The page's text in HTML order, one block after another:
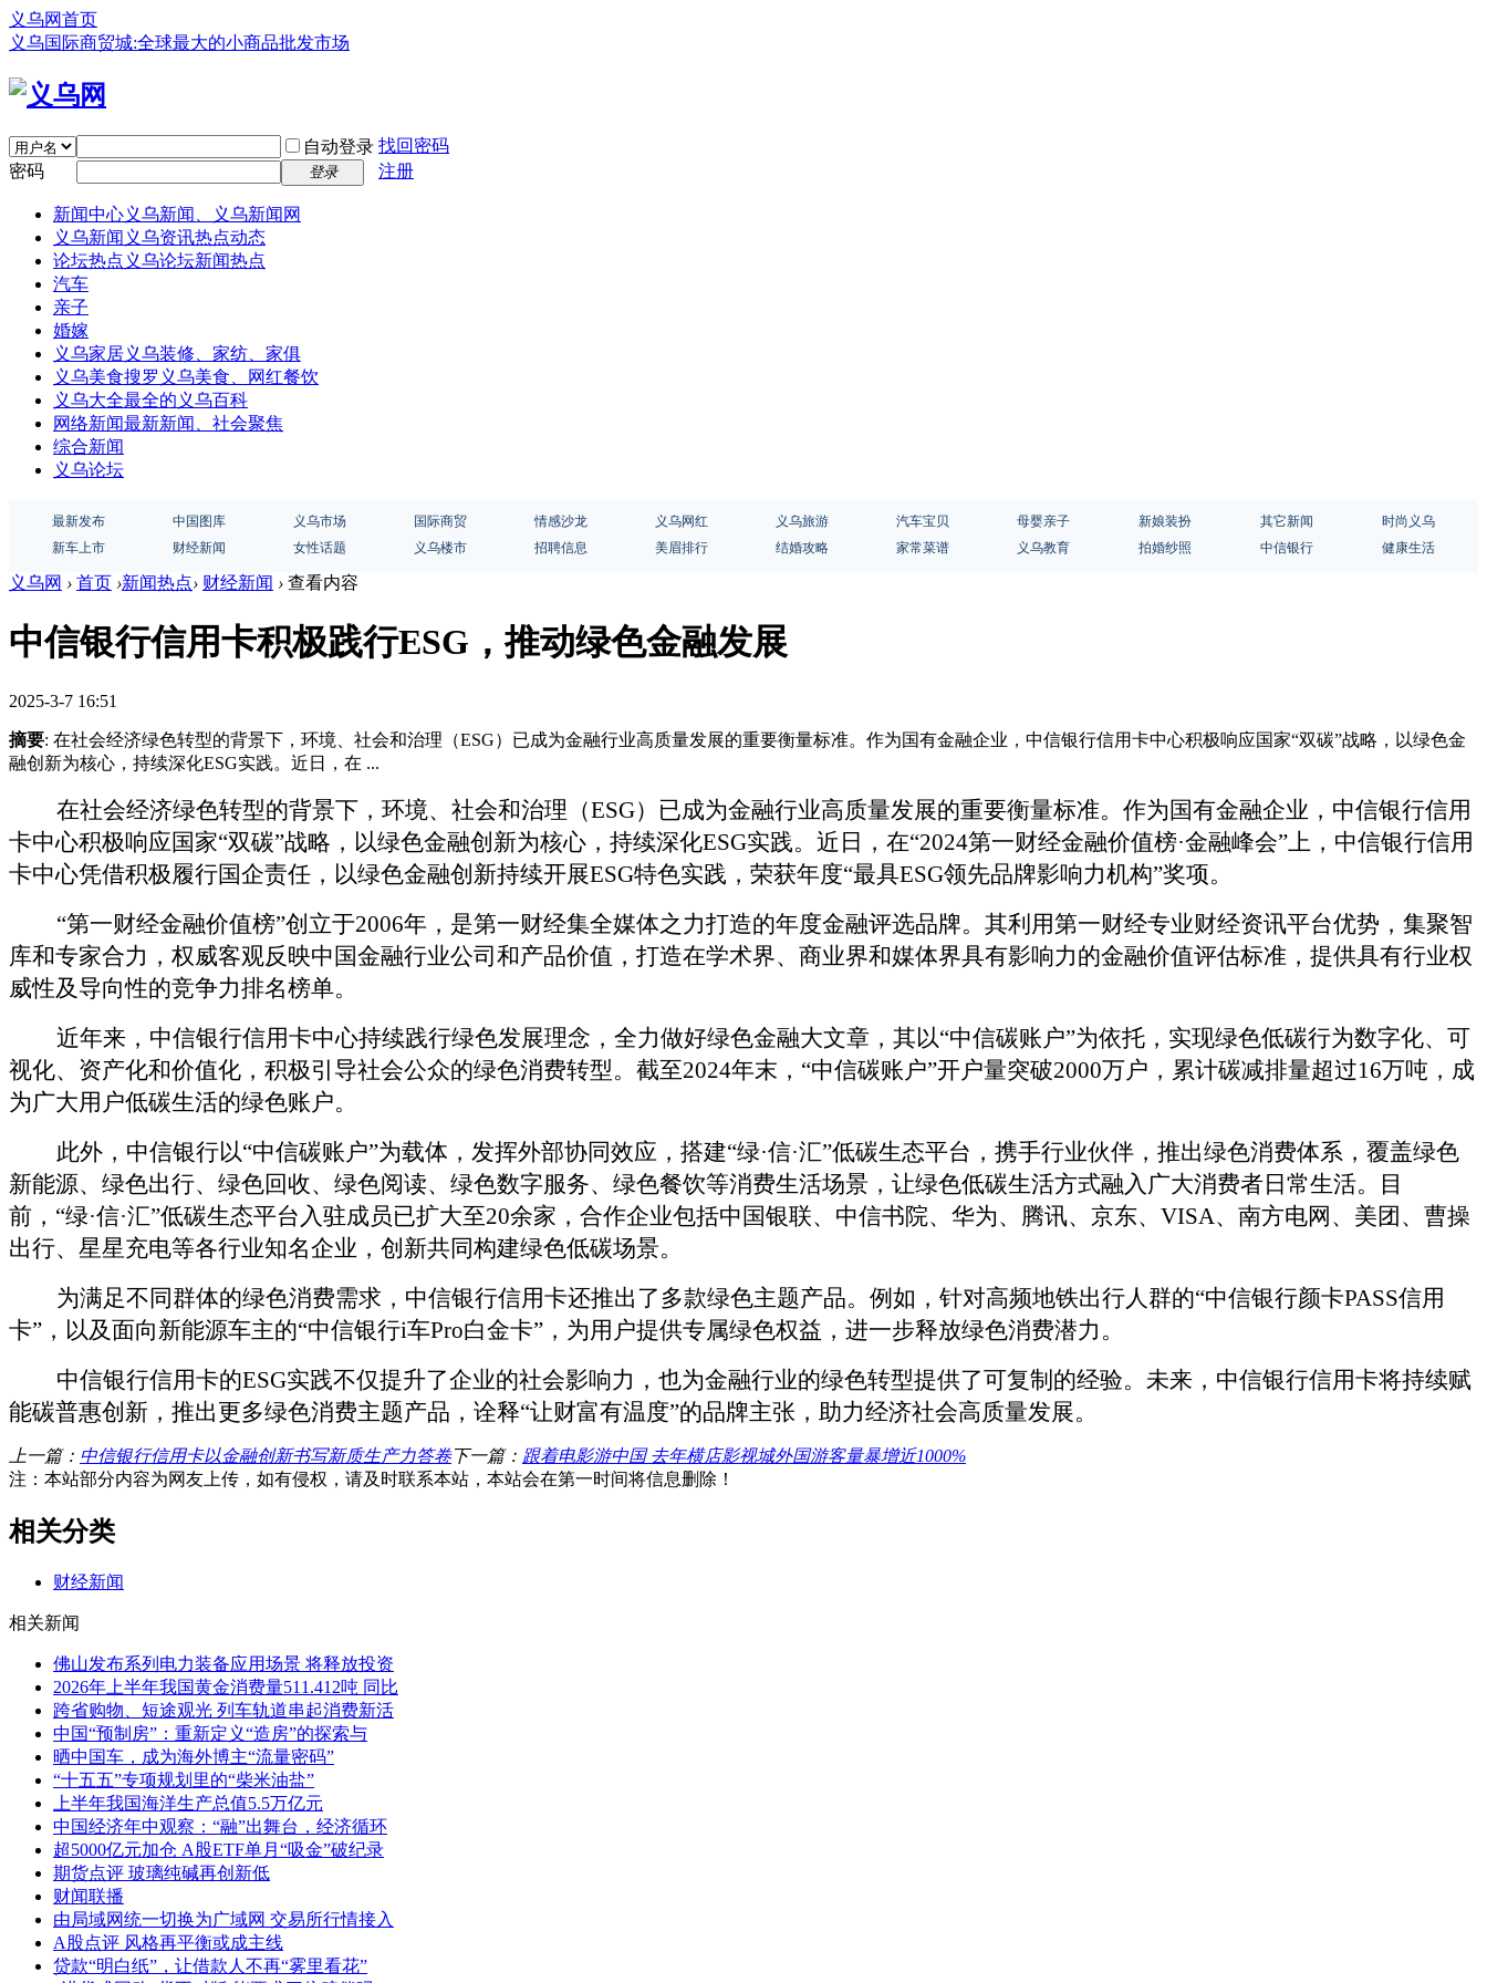
义乌网首页
义乌国际商贸城:全球最大的小商品批发市场
自动登录 找回密码
密码
登录 注册
新闻中心义乌新闻、义乌新闻网
义乌新闻 义乌资讯热点动态
论坛热点 义乌论坛新闻热点
汽车
亲子
婚嫁
义乌家居义乌装修、家纺、家俱
义乌美食搜罗义乌美食、网红餐饮
义乌大全最全的义乌百科
网络新闻最新新闻、社会聚焦
综合新闻
义乌论坛
最新发布 中国图库 义乌市场 国际商贸 情感沙龙 义乌网红 义乌旅游 汽车宝贝 母婴亲子 新娘装扮 其它新闻
时尚义乌
新车上市
财经新闻 女性话题 义乌楼市 招聘信息 美眉排行 结婚攻略 家常菜谱 义乌教育 拍婚纱照 中信银行 健康生活
义乌网 › 首页 ›新闻热点› 财经新闻 › 查看内容
中信银行信用卡积极践行ESG，推动绿色金融发展
2025-3-7 16:51
摘要: 在社会经济绿色转型的背景下，环境、社会和治理（ESG）已成为金融行业高质量发展的重要衡量标准。作为国有金融企业，中信银行信用卡中心积极响应国家“双碳”战略，以绿色金
融创新为核心，持续深化ESG实践。近日，在 ...
在社会经济绿色转型的背景下，环境、社会和治理（ESG）已成为金融行业高质量发展的重要衡量标准。作为国有金融企业，中信银行信用
卡中心积极响应国家“双碳”战略，以绿色金融创新为核心，持续深化ESG实践。近日，在“2024第一财经金融价值榜·金融峰会”上，中信银行信用
卡中心凭借积极履行国企责任，以绿色金融创新持续开展ESG特色实践，荣获年度“最具ESG领先品牌影响力机构”奖项。
“第一财经金融价值榜”创立于2006年，是第一财经集全媒体之力打造的年度金融评选品牌。其利用第一财经专业财经资讯平台优势，集聚智
库和专家合力，权威客观反映中国金融行业公司和产品价值，打造在学术界、商业界和媒体界具有影响力的金融价值评估标准，提供具有行业权
威性及导向性的竞争力排名榜单。
近年来，中信银行信用卡中心持续践行绿色发展理念，全力做好绿色金融大文章，其以“中信碳账户”为依托，实现绿色低碳行为数字化、可
视化、资产化和价值化，积极引导社会公众的绿色消费转型。截至2024年末，“中信碳账户”开户量突破2000万户，累计碳减排量超过16万吨，成
为广大用户低碳生活的绿色账户。
此外，中信银行以“中信碳账户”为载体，发挥外部协同效应，搭建“绿·信·汇”低碳生态平台，携手行业伙伴，推出绿色消费体系，覆盖绿色
新能源、绿色出行、绿色回收、绿色阅读、绿色数字服务、绿色餐饮等消费生活场景，让绿色低碳生活方式融入广大消费者日常生活。目
前，“绿·信·汇”低碳生态平台入驻成员已扩大至20余家，合作企业包括中国银联、中信书院、华为、腾讯、京东、VISA、南方电网、美团、曹操
出行、星星充电等各行业知名企业，创新共同构建绿色低碳场景。
为满足不同群体的绿色消费需求，中信银行信用卡还推出了多款绿色主题产品。例如，针对高频地铁出行人群的“中信银行颜卡PASS信用
卡”，以及面向新能源车主的“中信银行i车Pro白金卡”，为用户提供专属绿色权益，进一步释放绿色消费潜力。
中信银行信用卡的ESG实践不仅提升了企业的社会影响力，也为金融行业的绿色转型提供了可复制的经验。未来，中信银行信用卡将持续赋
能碳普惠创新，推出更多绿色消费主题产品，诠释“让财富有温度”的品牌主张，助力经济社会高质量发展。
上一篇： 中信银行信用卡以金融创新书写新质生产力答卷下一篇： 跟着电影游中国 去年横店影视城外国游客量暴增近1000%
注：本站部分内容为网友上传，如有侵权，请及时联系本站，本站会在第一时间将信息删除！
相关分类
财经新闻
相关新闻
佛山发布系列电力装备应用场景 将释放投资
2026年上半年我国黄金消费量511.412吨 同比
跨省购物、短途观光 列车轨道串起消费新活
中国“预制房”：重新定义“造房”的探索与
晒中国车，成为海外博主“流量密码”
“十五五”专项规划里的“柴米油盐”
上半年我国海洋生产总值5.5万亿元
中国经济年中观察：“融”出舞台，经济循环
超5000亿元加仓 A股ETF单月“吸金”破纪录
期货点评 玻璃纯碱再创新低
财闻联播
由局域网统一切换为广域网 交易所行情接入
A股点评 风格再平衡或成主线
贷款“明白纸”，让借款人不再“雾里看花”